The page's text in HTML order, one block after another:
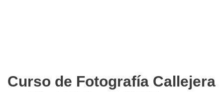
Curso de Fotografía Callejera